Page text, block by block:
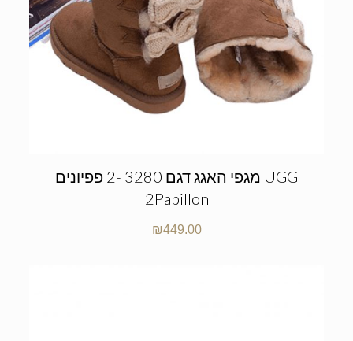
מגפי האגג דגם 3280 -2 פפיונים UGG
2Papillon
₪449.00